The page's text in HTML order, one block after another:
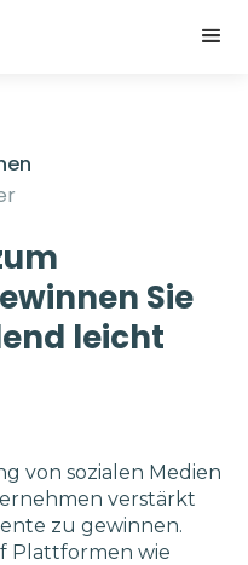
Sie
leicht
von sozialen Medien
verstärkt
zu gewinnen.
Plattformen wie